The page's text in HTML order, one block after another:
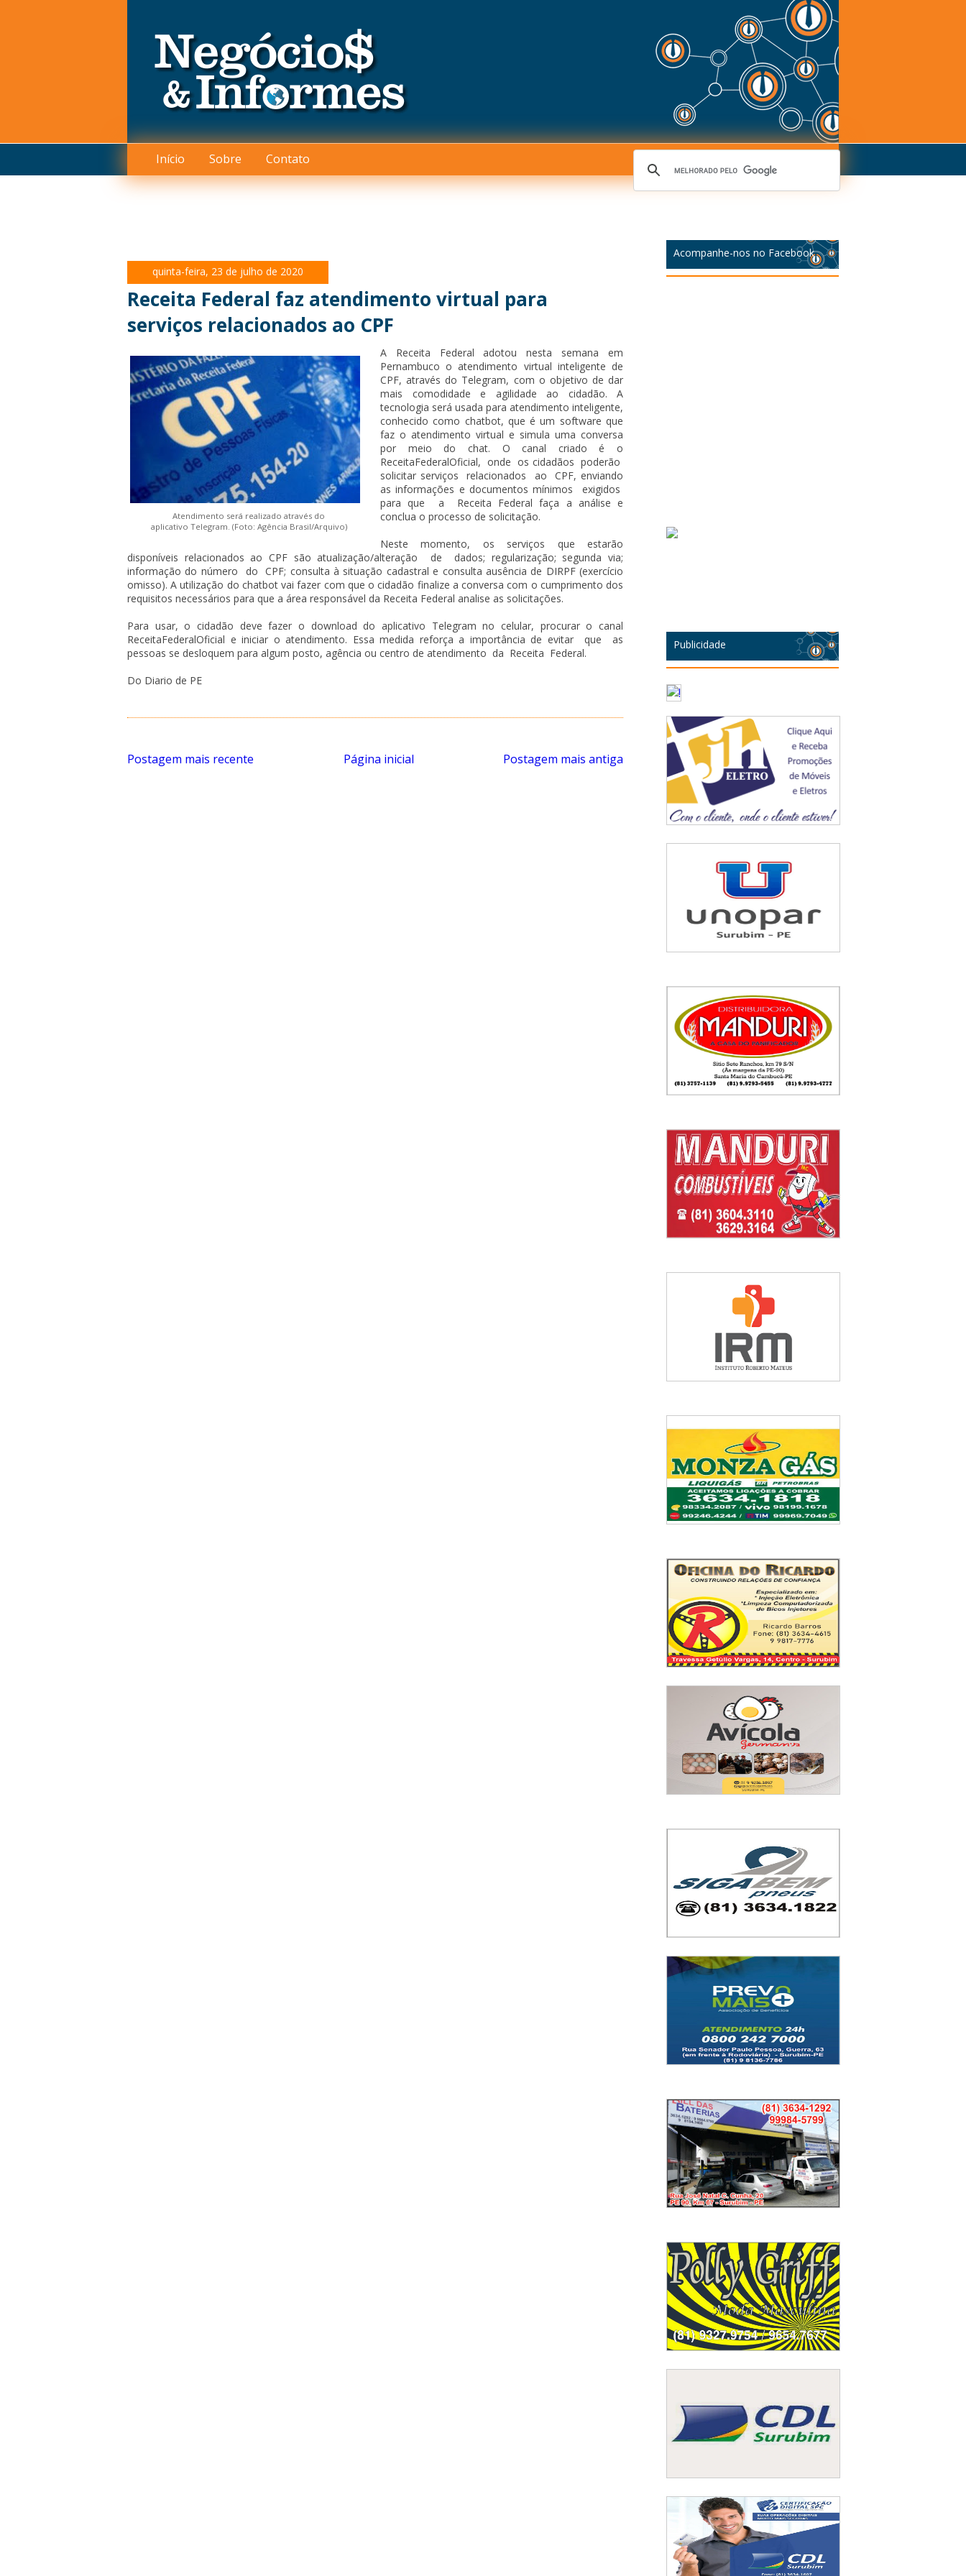
Início Sobre Contato
quinta-feira, 23 de julho de 2020
Receita Federal faz atendimento virtual para
serviços relacionados ao CPF
Atendimento será realizado através do
aplicativo Telegram. (Foto: Agência Brasil/Arquivo)
A Receita Federal adotou nesta semana em
Pernambuco o atendimento virtual inteligente de
CPF, através do Telegram, com o objetivo de dar
mais comodidade e agilidade ao cidadão. A
tecnologia será usada para atendimento inteligente,
conhecido como chatbot, que é um software que
faz o atendimento virtual e simula uma conversa
por meio do chat. O canal criado é o
ReceitaFederalOficial, onde os cidadãos poderão
solicitar serviços relacionados ao CPF, enviando
as informações e documentos mínimos exigidos
para que a Receita Federal faça a análise e
conclua o processo de solicitação.
Neste momento, os serviços que estarão
disponíveis relacionados ao CPF são atualização/alteração de dados; regularização; segunda via;
informação do número do CPF; consulta à situação cadastral e consulta ausência de DIRPF (exercício
omisso). A utilização do chatbot vai fazer com que o cidadão finalize a conversa com o cumprimento dos
requisitos necessários para que a área responsável da Receita Federal analise as solicitações.
Para usar, o cidadão deve fazer o download do aplicativo Telegram no celular, procurar o canal
ReceitaFederalOficial e iniciar o atendimento. Essa medida reforça a importância de evitar que as
pessoas se desloquem para algum posto, agência ou centro de atendimento da Receita Federal.
Do Diario de PE
Postagem mais recente Postagem mais antiga
Página inicial
Acompanhe-nos no Facebook
Publicidade